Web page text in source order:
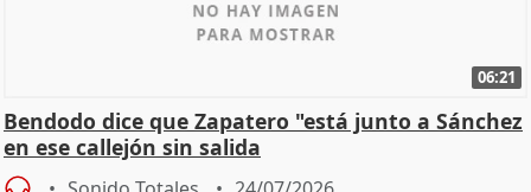
06:21
Bendodo dice que Zapatero "está junto a Sánchez
en ese callejón sin salida